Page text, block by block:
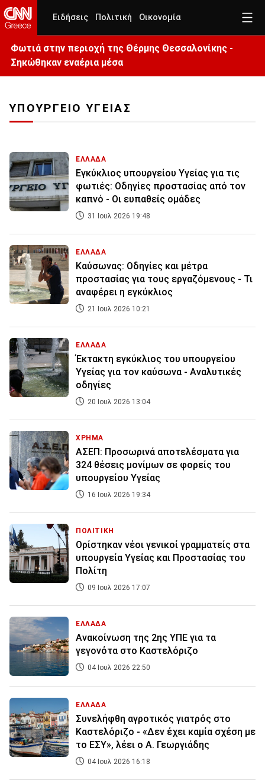
Ειδήσεις Πολιτική Οικονομία
Φωτιά στην περιοχή της Θέρμης Θεσσαλονίκης -
Σηκώθηκαν εναέρια μέσα
ΥΠΟΥΡΓΕΙΟ ΥΓΕΙΑΣ
ΕΛΛΑΔΑ
Εγκύκλιος υπουργείου Υγείας για τις
φωτιές: Οδηγίες προστασίας από τον
καπνό - Οι ευπαθείς ομάδες
31 Ιουλ 2026 19:48
ΕΛΛΑΔΑ
Καύσωνας: Οδηγίες και μέτρα
προστασίας για τους εργαζόμενους - Τι
αναφέρει η εγκύκλιος
21 Ιουλ 2026 10:21
ΕΛΛΑΔΑ
Έκτακτη εγκύκλιος του υπουργείου
Υγείας για τον καύσωνα - Αναλυτικές
οδηγίες
20 Ιουλ 2026 13:04
ΧΡΗΜΑ
ΑΣΕΠ: Προσωρινά αποτελέσματα για
324 θέσεις μονίμων σε φορείς του
υπουργείου Υγείας
16 Ιουλ 2026 19:34
ΠΟΛΙΤΙΚΗ
Ορίστηκαν νέοι γενικοί γραμματείς στα
υπουργεία Υγείας και Προστασίας του
Πολίτη
09 Ιουλ 2026 17:07
ΕΛΛΑΔΑ
Ανακοίνωση της 2ης ΥΠΕ για τα
γεγονότα στο Καστελόριζο
04 Ιουλ 2026 22:50
ΕΛΛΑΔΑ
Συνελήφθη αγροτικός γιατρός στο
Καστελόριζο - «Δεν έχει καμία σχέση με
το ΕΣΥ», λέει ο Α. Γεωργιάδης
04 Ιουλ 2026 16:18